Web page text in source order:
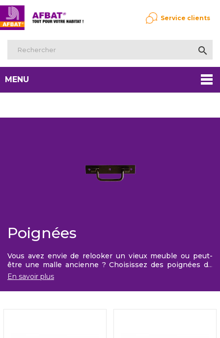

Service clients
MENU
Poignées
Vous avez envie de relooker un vieux meuble ou peut-
être une malle ancienne ? Choisissez des poignées de
meuble qui souligneront son style. Plusieurs poignées de
meuble sont proposées sur notre site. Venez les
découvrir dans notre gamme.
En savoir plus